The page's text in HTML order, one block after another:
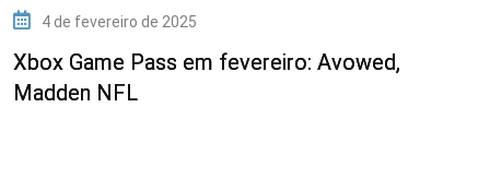
4 de fevereiro de 2025
Xbox Game Pass em fevereiro: Avowed,
Madden NFL